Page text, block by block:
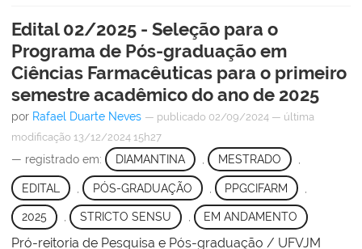
Edital 02/2025 - Seleção para o
Programa de Pós-graduação em
Ciências Farmacêuticas para o primeiro
semestre acadêmico do ano de 2025
por Rafael Duarte Neves — publicado 02/09/2024 — última
modificação 13/12/2024 15h27
— registrado em: DIAMANTINA MESTRADO
EDITAL PÓS-GRADUAÇÃO PPGCIFARM
2025 , STRICTO SENSU , EM ANDAMENTO
Pró-reitoria de Pesquisa e Pós-graduação / UFVJM